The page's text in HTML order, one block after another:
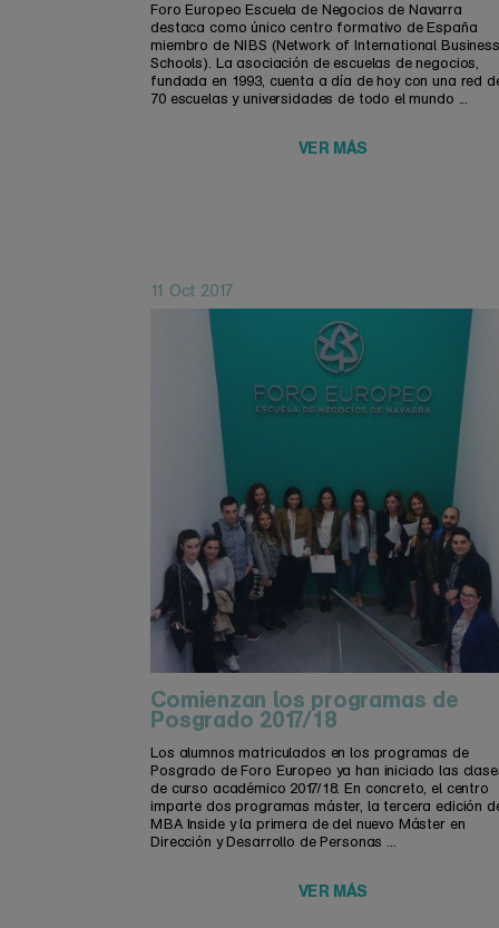
Foro Europeo Escuela de Negocios de Navarra
destaca como único centro formativo de España
miembro de NIBS (Network of International Business
Schools). La asociación de escuelas de negocios,
fundada en 1993, cuenta a día de hoy con una red
70 escuelas y universidades de todo el mundo ...
VER MÁS
11 Oct 2017
Comienzan los programas de
Posgrado 2017/18
Los alumnos matriculados en los programas de
Posgrado de Foro Europeo ya han iniciado las
de curso académico 2017/18. En concreto, el centro
imparte dos programas máster, la tercera edición
MBA Inside y la primera de del nuevo Máster en
Dirección y Desarrollo de Personas ...
VER MÁS